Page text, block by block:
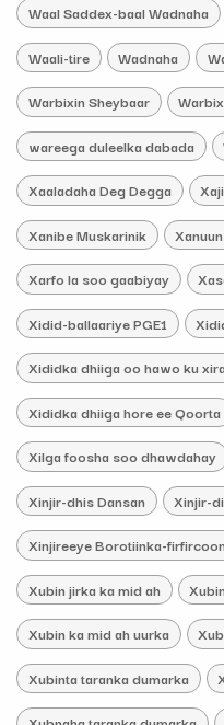
Waal Saddex-baal Wadnaha
Waali-tire Wadnaha
Warbixin Sheybaar
wareega duleelka dabada
Xaaladaha Deg Degga
Xanibe Muskarinik
Xarfo la soo gaabiyay
Xidid-ballaariye PGE1
Xididka dhiiga oo hawo ku
Xididka dhiiga hore ee Qoorta
Xilga foosha soo dhawdahay
Xinjir-dhis Dansan Xinjir-
Xinjireeye Borotiinka-firfircoon
Xubin jirka ka mid ah
Xubin ka mid ah uurka
Xubinta taranka dumarka